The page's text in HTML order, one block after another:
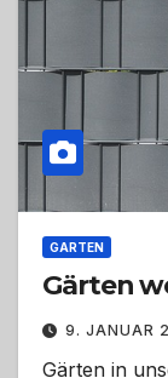
GARTEN
Gärten
9. JANUAR
Gärten in